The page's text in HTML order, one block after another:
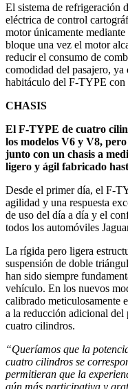
El sistema de refrigeración
eléctrica de control
motor únicamente
bloque una vez el motor
reducir el consumo de
comodidad del pasajero, ya
habitáculo del F-TYPE con
CHASIS
El F-TYPE de cuatro
los modelos V6 y V8,
junto con un chasis a
ligero y ágil fabricado
Desde el primer día, el F-
agilidad y una respuesta
de uso del día a día y el
todos los automóviles
La rígida pero ligera
suspensión de doble
han sido siempre
vehículo. En los nuevos
calibrado meticulosamente
a la reducción adicional
cuatro cilindros.
“Queríamos que la
cuatro cilindros se
permitieran que la
aún más participativa y